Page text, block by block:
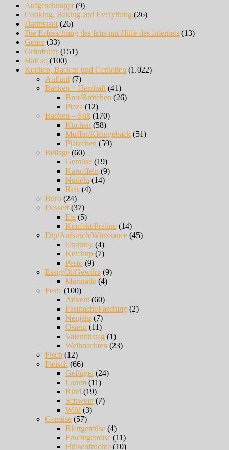
Aufgeschnappt (9)
Cooking, Baking and Everything (26)
Darmstadt (26)
Die Erforschung des Ichs mit Hilfe des Internets (13)
Getier(33)
Grünfutter(151)
Halt so (100)
Kochen, Backen und Genießen (1.022)
Auflauf(7)
Backen – Herzhaft (41)
Brot/Brötchen (26)
Pizza (12)
Backen – Süß (170)
Kuchen (58)
Muffin/Kleingebäck (51)
Plätzchen (59)
Beilage (60)
Gemüse (19)
Kartoffeln (9)
Nudeln (14)
Reis (4)
Büro (24)
Dessert (37)
Eis (5)
Konfekt/Praline (14)
Dip/Aufstrich/Würzsauce (45)
Chutney (4)
Ketchup (7)
Pesto (9)
Essig/Öl/Gewürz (9)
Marinade (4)
Feste (100)
Advent (60)
Fastnacht/Fasching (2)
Neujahr(7)
Ostern (11)
Valentinstag (1)
Weihnachten (23)
Fisch (12)
Fleisch (66)
Geflügel (24)
Lamm (11)
Rind (19)
Schwein (7)
Wild (3)
Gemüse (57)
Blattgemüse (4)
Fruchtgemüse (11)
Hülsenfrüchte (10)